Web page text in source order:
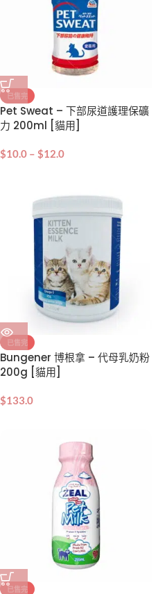
已售完
Pet Sweat – 下部尿道護理保礦
力 200ml [貓用]
$10.0 – $12.0
已售完
Bungener 博根拿 – 代母乳奶粉
200g [貓用]
$133.0
已售完